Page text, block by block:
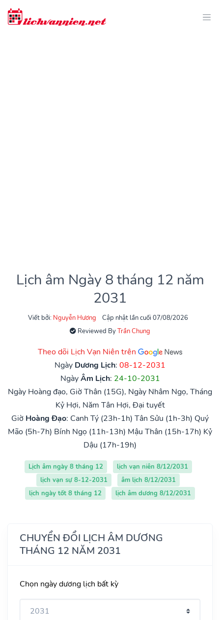
Lịch âm Ngày 8 tháng 12 năm
2031
Viết bởi: Nguyễn Hương
Cập nhật lần cuối 07/08/2026
Reviewed ByTrần Chung
Theo dõi Lịch Vạn Niên trên
Ngày Dương Lịch: 08-12-2031
NgàyÂm Lịch: 24-10-2031
Ngày Hoàng đạo, Giờ Thân (15G), Ngày Nhâm Ngọ, Tháng
Kỷ Hợi, Năm Tân Hợi, Đại tuyết
Giờ Hoàng Đạo: Canh Tý (23h-1h) Tân Sửu (1h-3h) Quý
Mão (5h-7h) Bính Ngọ (11h-13h) Mậu Thân (15h-17h) Kỷ
Dậu (17h-19h)
Lịch âm ngày 8 tháng 12
lịch vạn niên 8/12/2031
lịch vạn sự 8-12-2031
âm lịch 8/12/2031
lịch ngày tốt 8 tháng 12
lịch âm dương 8/12/2031
CHUYỂN ĐỔI LỊCH ÂM DƯƠNG
THÁNG 12 NĂM 2031
Chọn ngày dương lịch bất kỳ